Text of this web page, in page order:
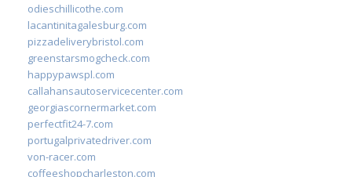
odieschillicothe.com
lacantinitagalesburg.com
pizzadeliverybristol.com
greenstarsmogcheck.com
happypawspl.com
callahansautoservicecenter.com
georgiascornermarket.com
perfectfit24-7.com
portugalprivatedriver.com
von-racer.com
coffeeshopcharleston.com